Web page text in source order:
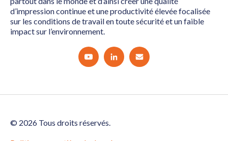
d’impression continue et une productivité élevée focalisée
sur les conditions de travail en toute sécurité et un faible
impact sur l’environnement.
© 2026 Tous droits réservés.